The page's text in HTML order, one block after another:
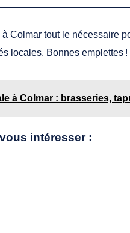
Colmar tout le nécessaire
locales. Bonnes emplettes !
à Colmar : brasseries,
intéresser :